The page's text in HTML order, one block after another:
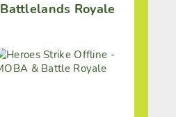
Battlelands Royale